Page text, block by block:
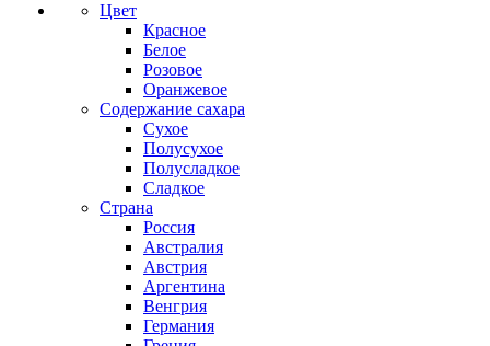
Цвет
Красное
Белое
Розовое
Оранжевое
Содержание сахара
Сухое
Полусухое
Полусладкое
Сладкое
Страна
Россия
Австралия
Австрия
Аргентина
Венгрия
Германия